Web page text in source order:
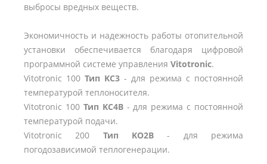
выбросы вредных веществ.
Экономичность и надежность работы отопительной
установки обеспечивается благодаря цифровой
программной системе управления Vitotronic.
Vitotronic 100 Тип KC3 - для режима с постоянной
температурой теплоносителя.
Vitotronic 100 Тип KC4B- для режима с постоянной
температурой подачи.
Vitotronic 200 Тип KO2B - для режима
погодозависимой теплогенерации.